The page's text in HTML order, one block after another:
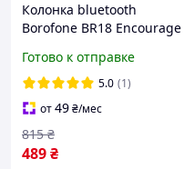
Колонка bluetooth
Borofone BR18 Encourage
флешкой и aux для
телефона
Готово к отправке
5.0 (1)
от49₴/мес
489₴
815 ₴